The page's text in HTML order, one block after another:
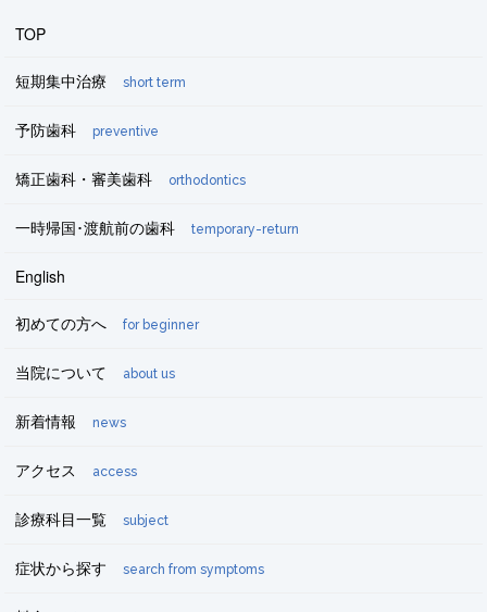
TOP
短期集中治療 short term
予防歯科 preventive
矯正歯科・審美歯科 orthodontics
一時帰国･渡航前の歯科 temporary-return
English
初めての方へ for beginner
当院について about us
新着情報 news
アクセス access
診療科目一覧 subject
症状から探す search from symptoms